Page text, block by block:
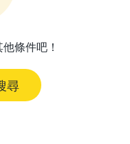
條件吧！
尋